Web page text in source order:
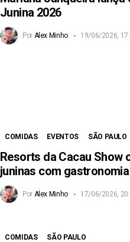
Junina 2026
Por Alex Minho 19/06/2026,
COMIDAS EVENTOS SÃO PAULO
Resorts da Cacau Show
juninas com
Por Alex Minho 17/06/2026,
COMIDAS SÃO PAULO